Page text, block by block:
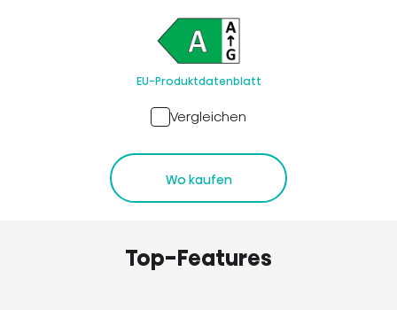
EU-Produktdatenblatt
Vergleichen
Wo kaufen
Top-Features